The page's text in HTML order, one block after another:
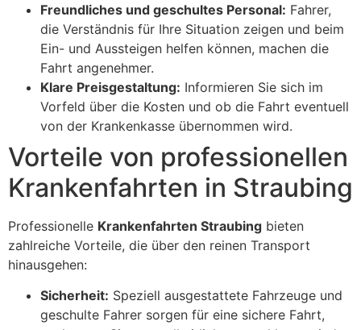
Freundliches und geschultes Personal: Fahrer,
die Verständnis für Ihre Situation zeigen und beim
Ein- und Aussteigen helfen können, machen die
Fahrt angenehmer.
Klare Preisgestaltung: Informieren Sie sich im
Vorfeld über die Kosten und ob die Fahrt eventuell
von der Krankenkasse übernommen wird.
Vorteile von professionellen
Krankenfahrten in Straubing
Professionelle Krankenfahrten Straubing bieten
zahlreiche Vorteile, die über den reinen Transport
hinausgehen:
Sicherheit: Speziell ausgestattete Fahrzeuge und
geschulte Fahrer sorgen für eine sichere Fahrt,